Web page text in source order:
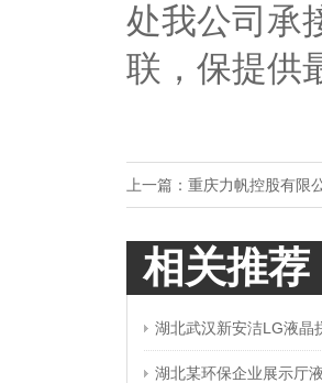
处我公司承
联，保提供
上一篇： 重庆力帆控股有限
相关推荐
湖北武汉新安洁LG液晶
湖北某环保企业展示厅